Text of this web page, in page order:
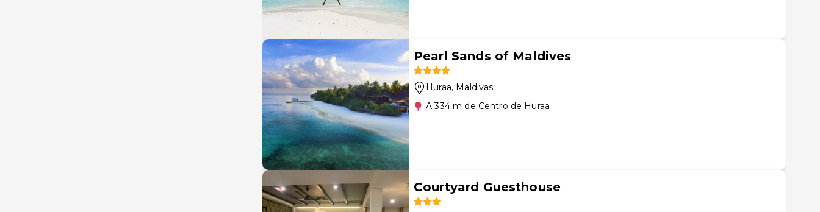
Pearl Sands of Maldives
Huraa, Maldivas
A 334 m de Centro de Huraa
Courtyard Guesthouse